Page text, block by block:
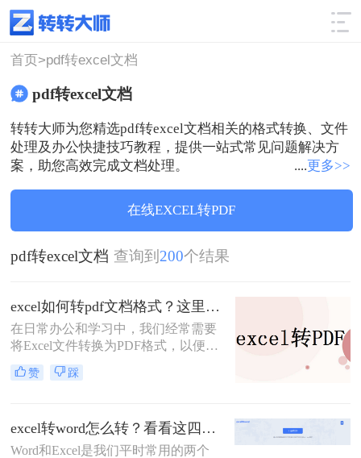
使用技巧 筛选
首页>pdf转excel文档
pdf转excel文档
转转大师为您精选pdf转excel文档相关的格式转换、文件
处理及办公快捷技巧教程，提供一站式常见问题解决方
案，助您高效完成文档处理。
....更多>>
在线EXCEL转PDF
pdf转excel文档 查询到 200个结果
excel如何转pdf文档格式？这里给你分享这三种操作方法！
在日常办公和学习中，我们经常需要
将Excel文件转换为PDF格式，以便于
分享、打印或保存为不可编辑的文
档。PDF格式因其跨平台兼容性好、
我将为您详细介绍几种将Excel文件转
换为PDF文档格式的方法。
赞 踩
excel转word怎么转？看看这四种简单有效的方法！
Word和Excel是我们平时常用的两个